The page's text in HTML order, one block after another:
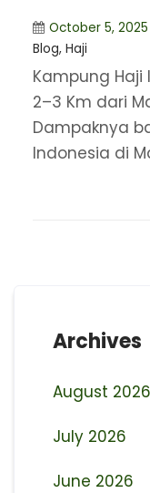
October 5, 2025
Blog, Haji
Kampung Haji
2–3 Km dari
Dampaknya
Indonesia di
Archives
August 2026
July 2026
June 2026